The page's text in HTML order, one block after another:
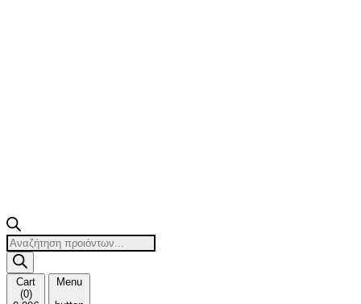
Products
search
Cart
(0)
Menu